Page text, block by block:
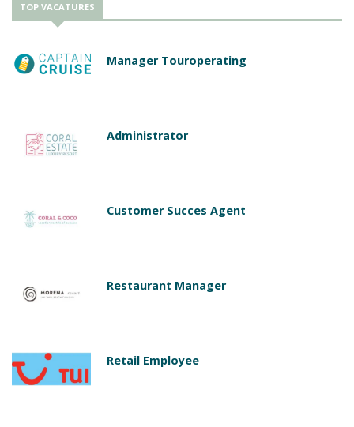
TOP VACATURES
Manager Touroperating
Administrator
Customer Succes Agent
Restaurant Manager
Retail Employee